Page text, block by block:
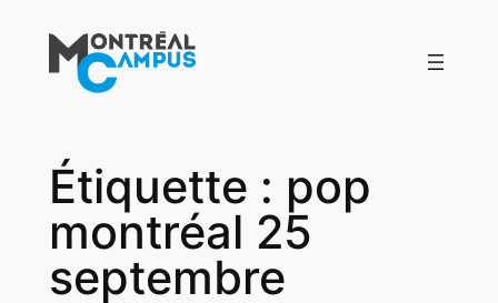
contenu
Étiquette : pop
montréal 25
septembre